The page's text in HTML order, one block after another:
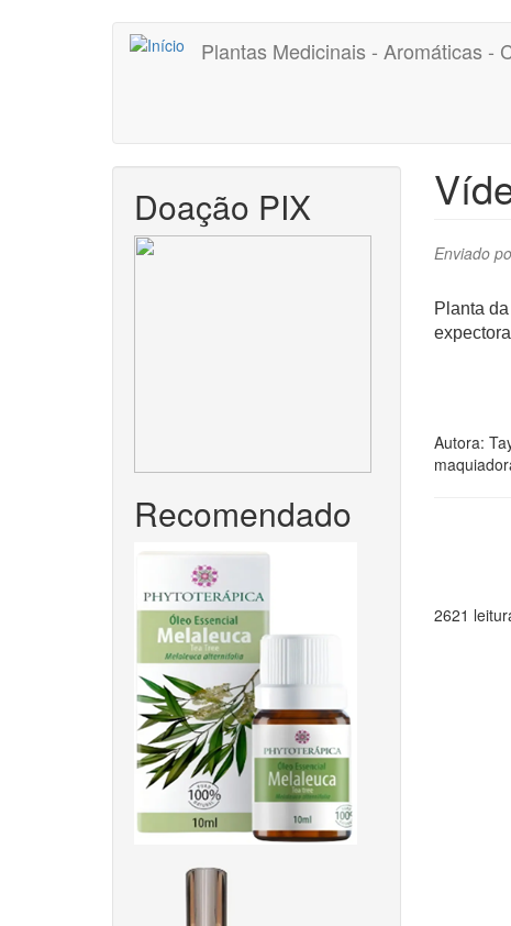
Plantas Medicinais - Aromáticas -
Doação PIX
Recomendado
Enviado
Planta
Autora:
2621